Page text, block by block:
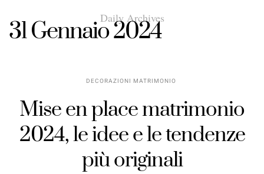
Daily Archives
31 Gennaio 2024
DECORAZIONI MATRIMONIO
Mise en place matrimonio
2024, le idee e le tendenze
più originali